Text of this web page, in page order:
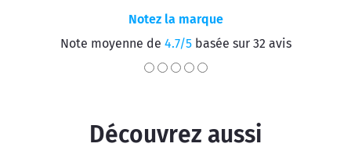
Notez la marque
Note moyenne de 4.7/5basée sur 32 avis
Découvrez aussi